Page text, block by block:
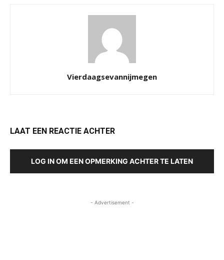
Vierdaagsevannijmegen
LAAT EEN REACTIE ACHTER
LOG IN OM EEN OPMERKING ACHTER TE LATEN
- Advertisement -